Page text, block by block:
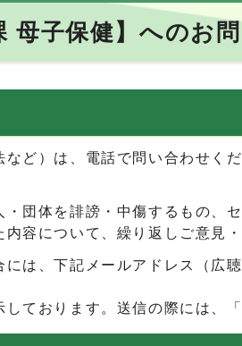
母子保健】へのお
ど）は、電話で問い合わせく
団体を誹謗・中傷するもの
容について、繰り返しご意見
は、下記メールアドレス（広
ております。送信の際には、